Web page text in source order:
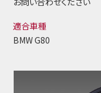
適合車種
BMW G80